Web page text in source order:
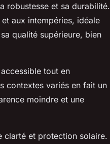
robustesse et sa durabilité.
aux intempéries, idéale
qualité supérieure, bien
tout en
contextes variés en fait un
moindre et une
clarté et protection solaire.